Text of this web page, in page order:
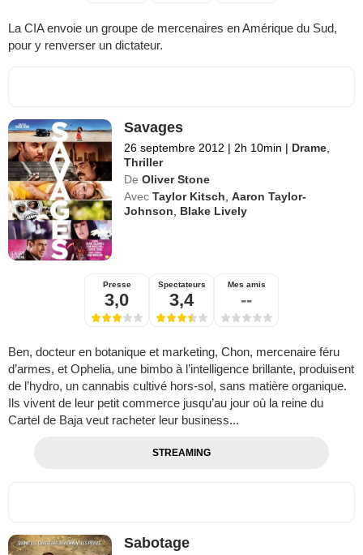
La CIA envoie un groupe de mercenaires en Amérique du Sud,
pour y renverser un dictateur.
Savages
26 septembre 2012 | 2h 10min | Drame
Thriller
De Oliver Stone
Avec Taylor Kitsch ,Aaron Taylor-
Johnson
Blake Lively
Presse
3,0
Spectateurs
3,4
Mes amis
--
Ben, docteur en botanique et marketing, Chon, mercenaire féru
d’armes, et Ophelia, une bimbo à l’intelligence brillante, produisent
de l’hydro, un cannabis cultivé hors-sol, sans matière organique.
Ils vivent de leur petit commerce jusqu’au jour où la reine du
Cartel de Baja veut racheter leur business...
STREAMING
Sabotage